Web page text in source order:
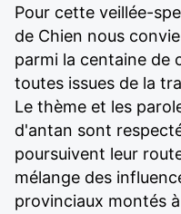
Pour cette veillée-
de Chien nous
parmi la centaine de
toutes issues de la
Le thème et les
d'antan sont
poursuivent leur
mélange des
provinciaux montés